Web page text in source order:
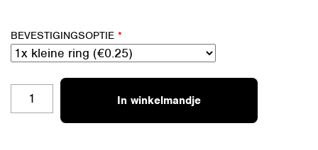
BEVESTIGINGSOPTIE *
In winkelmandje